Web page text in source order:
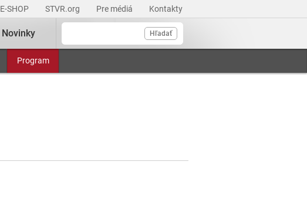
E-SHOP STVR.org Pre médiá Kontakty
Hľadať
Program
Novinky